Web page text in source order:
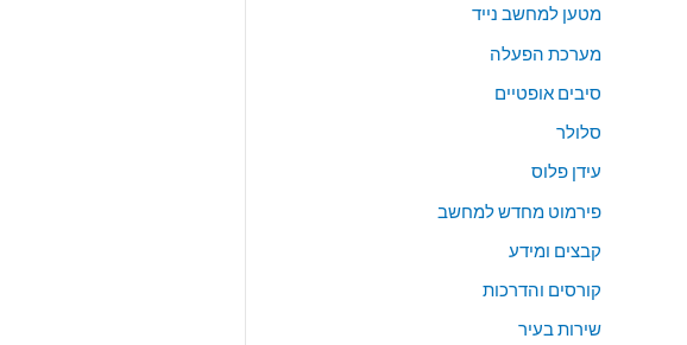
מטען למחשב נייד
מערכת הפעלה
סיבים אופטיים
סלולר
עידן פלוס
פירמוט מחדש למחשב
קבצים ומידע
קורסים והדרכות
שירות בעיר